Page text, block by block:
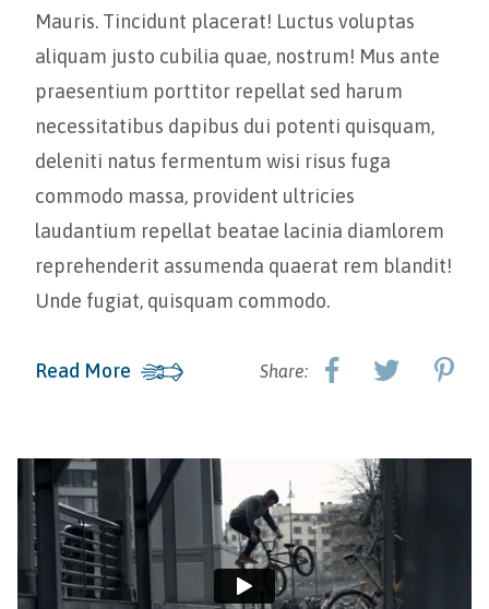
Mauris. Tincidunt placerat! Luctus voluptas
aliquam justo cubilia quae, nostrum! Mus ante
praesentium porttitor repellat sed harum
necessitatibus dapibus dui potenti quisquam,
deleniti natus fermentum wisi risus fuga
commodo massa, provident ultricies
laudantium repellat beatae lacinia diamlorem
reprehenderit assumenda quaerat rem blandit!
Unde fugiat, quisquam commodo.
Read More Share: